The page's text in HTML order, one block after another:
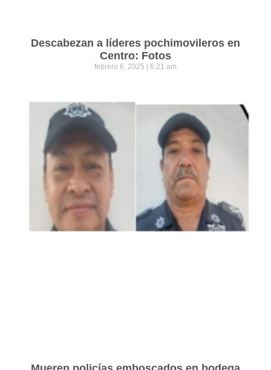
Descabezan a líderes pochimovileros en
Centro: Fotos
febrero 6, 2025 6:21 am